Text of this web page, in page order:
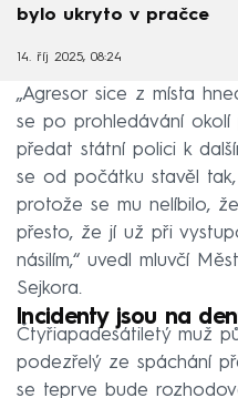
bylo ukryto v pračce
14. říj 2025, 08:24
„Agresor sice z místa
se po prohledávání
předat státní polici k
se od počátku stavěl
protože se mu nelíbilo,
přesto, že jí už při
násilím,“ uvedl mluvčí
Sejkora.
Incidenty jsou na
Čtyřiapadesátiletý muž
podezřelý ze spáchání
se teprve bude